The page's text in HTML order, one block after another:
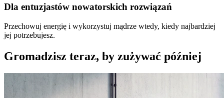
Dla entuzjastów nowatorskich rozwiązań
Przechowuj energię i wykorzystuj mądrze wtedy, kiedy najbardziej
jej potrzebujesz.
Gromadzisz teraz, by zużywać później